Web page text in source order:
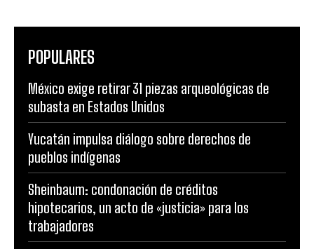
POPULARES
México exige retirar 31 piezas arqueológicas de
subasta en Estados Unidos
Yucatán impulsa diálogo sobre derechos de
pueblos indígenas
Sheinbaum: condonación de créditos
hipotecarios, un acto de «justicia» para los
trabajadores